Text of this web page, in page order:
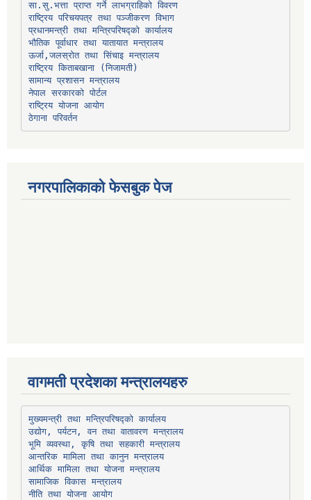
सा.सु.भत्ता प्राप्त गर्ने लाभग्राहिको विवरण
राष्ट्रिय परिचयपत्र तथा पञ्‍जीकरण विभाग
प्रधानमन्त्री तथा मन्त्रिपरिषद्को कार्यालय
भौतिक पूर्वाधार तथा यातायात मन्त्रालय
ऊर्जा,जलस्रोत तथा सिंचाइ मन्त्रालय
सामान्य प्रशासन मन्त्रालय
नेपाल सरकारको पोर्टल
राष्ट्रिय योजना आयोग
ठेगाना परिवर्तन
नगरपालिकाको फेसबुक पेज
वागमती प्रदेशका मन्त्रालयहरु
मुख्यमन्त्री तथा मन्त्रिपरिषद्को कार्यालय
उद्योग, पर्यटन, वन तथा वातावरण मन्त्रालय
भूमि व्यवस्था, कृषि तथा सहकारी मन्त्रालय
आन्तरिक मामिला तथा कानुन मन्त्रालय
आर्थिक मामिला तथा योजना मन्त्रालय
सामाजिक विकास मन्त्रालय
नीति तथा योजना आयोग